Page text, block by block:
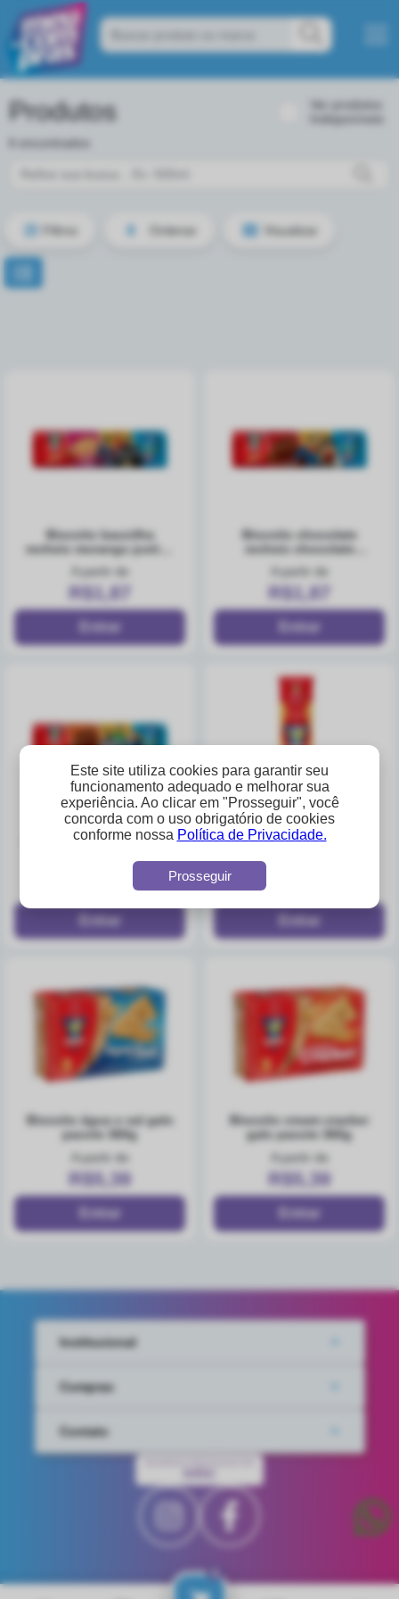
Este site utiliza cookies para garantir seu
funcionamento adequado e melhorar sua
experiência. Ao clicar em "Prosseguir", você
concorda com o uso obrigatório de cookies
conforme nossa Política de Privacidade.
Prosseguir
Produtos
6 encontrados
Ordenar Visualizar
biscoito baunilha
recheio morango justice
pacote 112g
A partir de
R$1,87
biscoito chocolate
recheio chocolate
pacote 112g
A partir de
R$1,87
brigadeiro justice league
macarrão de sêmola
fidelinho 10 galo pacote
biscoito água e sal galo
pacote 360g
A partir de
R$5,39
biscoito cream cracker
galo pacote 360g
A partir de
R$5,39
Institucional
Compras
Contato